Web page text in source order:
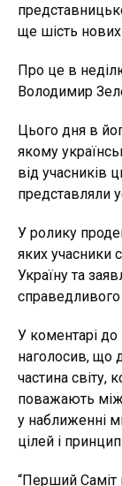
ще шість нових
Про це в
Володимир
Цього дня в
якому
від учасників
представляли
У ролику
яких учасники
Україну та
У коментарі
наголосив, що
частина світу,
поважають
у наближенні
цілей і
“Перший Саміт